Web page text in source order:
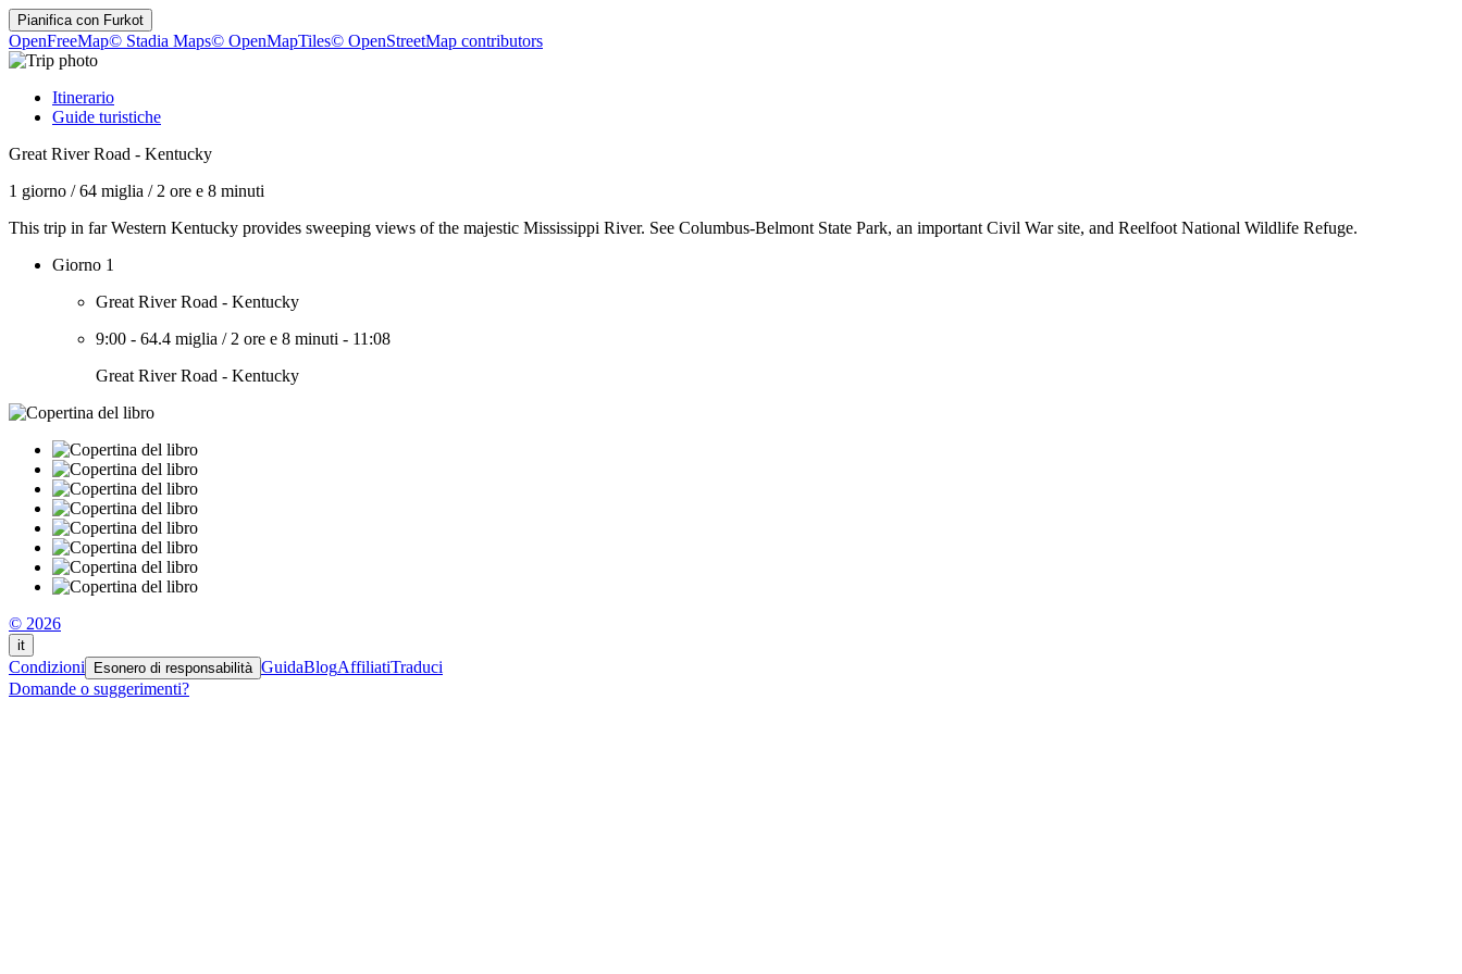
Pianifica con Furkot
OpenFreeMap© Stadia Maps© OpenMapTiles© OpenStreetMap contributors
Itinerario
Guide turistiche
Great River Road - Kentucky
1 giorno /64 miglia / 2 ore e 8 minuti
This trip in far Western Kentucky provides sweeping views of the majestic Mississippi River. See Columbus-Belmont State Park, an important Civil War site, and Reelfoot National Wildlife Refuge.
Giorno 1
Great River Road - Kentucky
9:00 - 64.4 miglia / 2 ore e 8 minuti - 11:08
Great River Road - Kentucky
© 2026
it
Condizioni Esonero di responsabilità GuidaBlogAffiliatiTraduci
Domande o suggerimenti?